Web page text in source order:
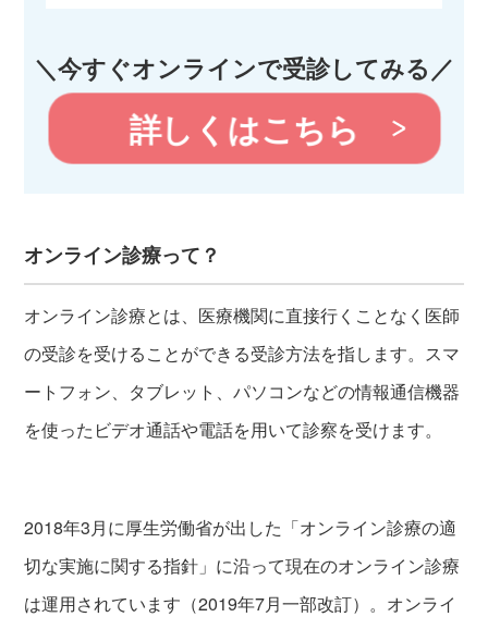
＼今すぐオンラインで受診してみる／
詳しくはこちら
オンライン診療って？
オンライン診療とは、医療機関に直接行くことなく医師
の受診を受けることができる受診方法を指します。スマ
ートフォン、タブレット、パソコンなどの情報通信機器
を使ったビデオ通話や電話を用いて診察を受けます。
2018年3月に厚生労働省が出した「オンライン診療の適
切な実施に関する指針」に沿って現在のオンライン診療
は運用されています（2019年7月一部改訂）。オンライ